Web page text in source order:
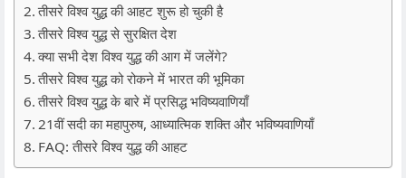
तीसरे विश्व युद्ध की आहट शुरू हो चुकी है
तीसरे विश्व युद्ध से सुरक्षित देश
क्या सभी देश विश्व युद्ध की आग में जलेंगे?
तीसरे विश्व युद्ध को रोकने में भारत की भूमिका
तीसरे विश्व युद्ध के बारे में प्रसिद्ध भविष्यवाणियाँ
21वीं सदी का महापुरुष, आध्यात्मिक शक्ति और भविष्यवाणियाँ
FAQ: तीसरे विश्व युद्ध की आहट